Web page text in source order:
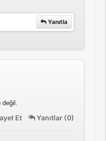
Yanıtla
Et Yanıtlar (0)